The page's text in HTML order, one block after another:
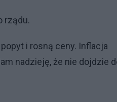
rządu.
i rosną ceny. Inflacja
nadzieję, że nie dojdzie